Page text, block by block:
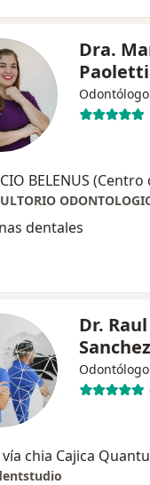
Dra.
Odontólogo
dentales
Dr.
Odontólogo